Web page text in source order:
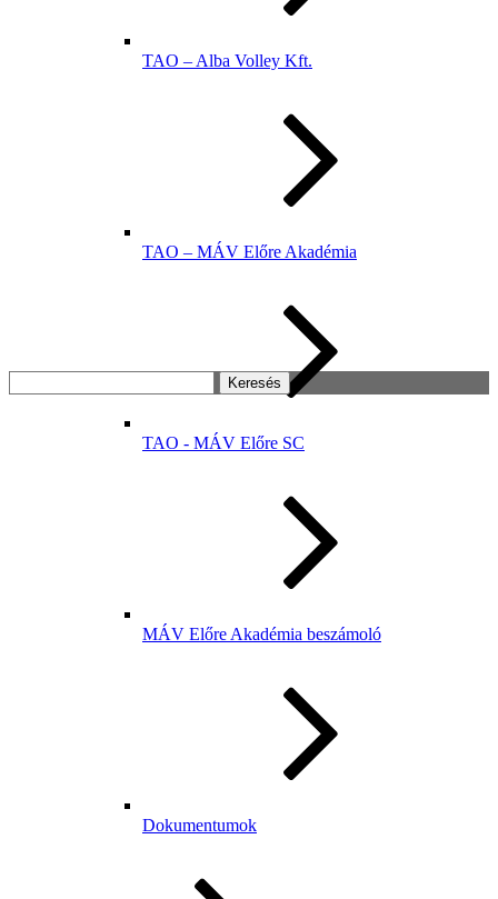
TAO – Alba Volley Kft.
TAO – MÁV Előre Akadémia
TAO - MÁV Előre SC
MÁV Előre Akadémia beszámoló
Dokumentumok